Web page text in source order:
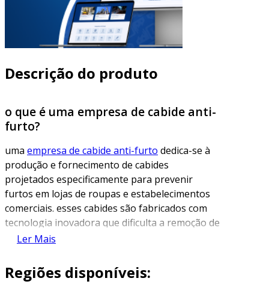
Descrição do produto
o que é uma empresa de cabide anti-
furto?
uma empresa de cabide anti-furto dedica-se à
produção e fornecimento de cabides
projetados especificamente para prevenir
furtos em lojas de roupas e estabelecimentos
comerciais. esses cabides são fabricados com
tecnologia inovadora que dificulta a remoção de
peças sem autorização, ajudando a proteger o
além de suas funcionalidades de segurança, os
Ler Mais
Regiões disponíveis: